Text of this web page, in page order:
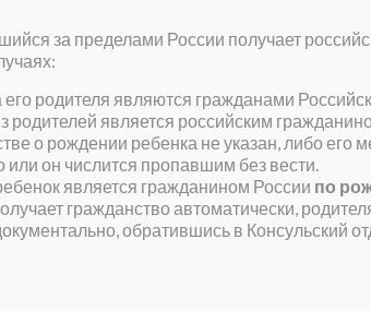
за пределами России получает
его родителя являются гражданами
родителей является российским
о рождении ребенка не указан, либо его
или он числится пропавшим без вести.
является гражданином России по
гражданство автоматически,
обратившись в Консульский